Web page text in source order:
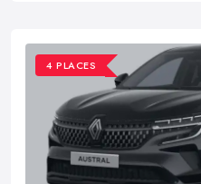
4 PLACES